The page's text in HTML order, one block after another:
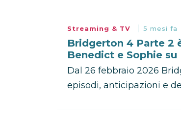
Streaming & TV 5 mesi fa
Bridgerton 4 Parte 2
Benedict e Sophie
Dal 26 febbraio 2026
episodi, anticipazioni e